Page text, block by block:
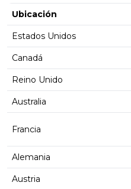
Ubicación
Estados Unidos
Canadá
Reino Unido
Australia
Francia
Alemania
Austria